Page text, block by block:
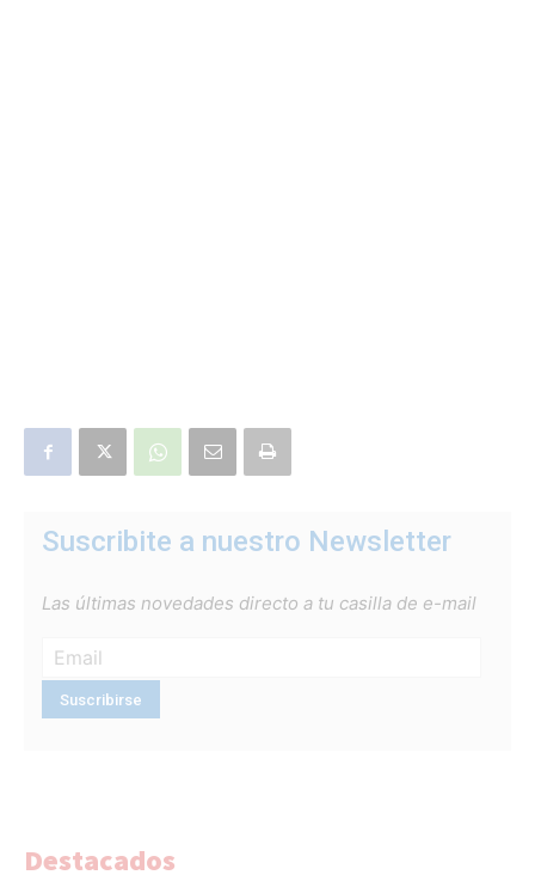
Suscribite a nuestro Newsletter
Las últimas novedades directo a tu casilla de e-mail
Destacados